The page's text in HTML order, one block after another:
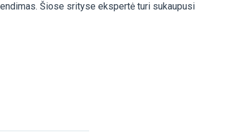
Šiose srityse ekspertė turi sukaupusi